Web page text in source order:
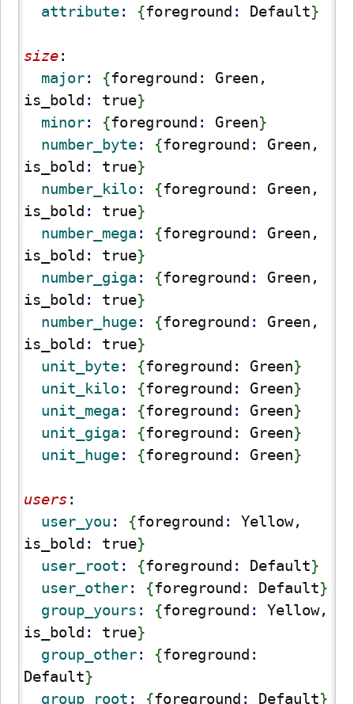
  attribute
: {foreground : Default}
size:
  major
: {foreground : Green,
is_bold : true}
  minor
: {foreground : Green}
  number_byte
: {foreground : Green,
is_bold : true}
  number_kilo
: {foreground : Green,
is_bold : true}
  number_mega
: {foreground : Green,
is_bold : true}
  number_giga
: {foreground : Green,
is_bold : true}
  number_huge
: {foreground : Green,
is_bold : true}
  unit_byte
: {foreground : Green}
  unit_kilo
: {foreground : Green}
  unit_mega
: {foreground : Green}
  unit_giga
: {foreground : Green}
  unit_huge
: {foreground : Green}
users :
  user_you
: {foreground : Yellow,
is_bold : true}
  user_root
: {foreground : Default}
  user_other
: {foreground : Default}
  group_yours
: {foreground : Yellow,
is_bold : true}
  group_other
: {foreground
Default}
  group_root
: {foreground : Default}